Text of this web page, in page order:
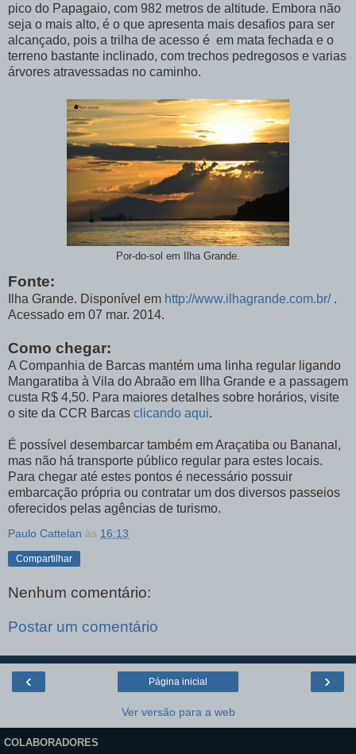
pico do Papagaio, com 982 metros de altitude. Embora não
seja o mais alto, é o que apresenta mais desafios para ser
alcançado, pois a trilha de acesso é em mata fechada e o
terreno bastante inclinado, com trechos pedregosos e varias
árvores atravessadas no caminho.
Por-do-sol em Ilha Grande.
Fonte:
Ilha Grande. Disponível em http://www.ilhagrande.com.br/.
Acessado em 07 mar. 2014.
Como chegar:
A Companhia de Barcas mantém uma linha regular ligando
Mangaratiba à Vila do Abraão em Ilha Grande e a passagem
custa R$ 4,50. Para maiores detalhes sobre horários, visite
o site da CCR Barcas clicando aqui.
É possível desembarcar também em Araçatiba ou Bananal,
mas não há transporte público regular para estes locais.
Para chegar até estes pontos é necessário possuir
embarcação própria ou contratar um dos diversos passeios
oferecidos pelas agências de turismo.
Paulo Cattelan às 16:13
Compartilhar
Nenhum comentário:
Postar um comentário
‹ ›
Página inicial
Ver versão para a web
COLABORADORES